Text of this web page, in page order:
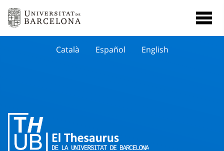
Català Español English